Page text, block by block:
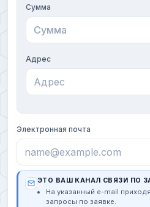
Сумма
Адрес
Электронная почта
ЭТО ВАШ КАНАЛ СВЯЗИ ПО
На указанный e-mail
запросы по заявке.